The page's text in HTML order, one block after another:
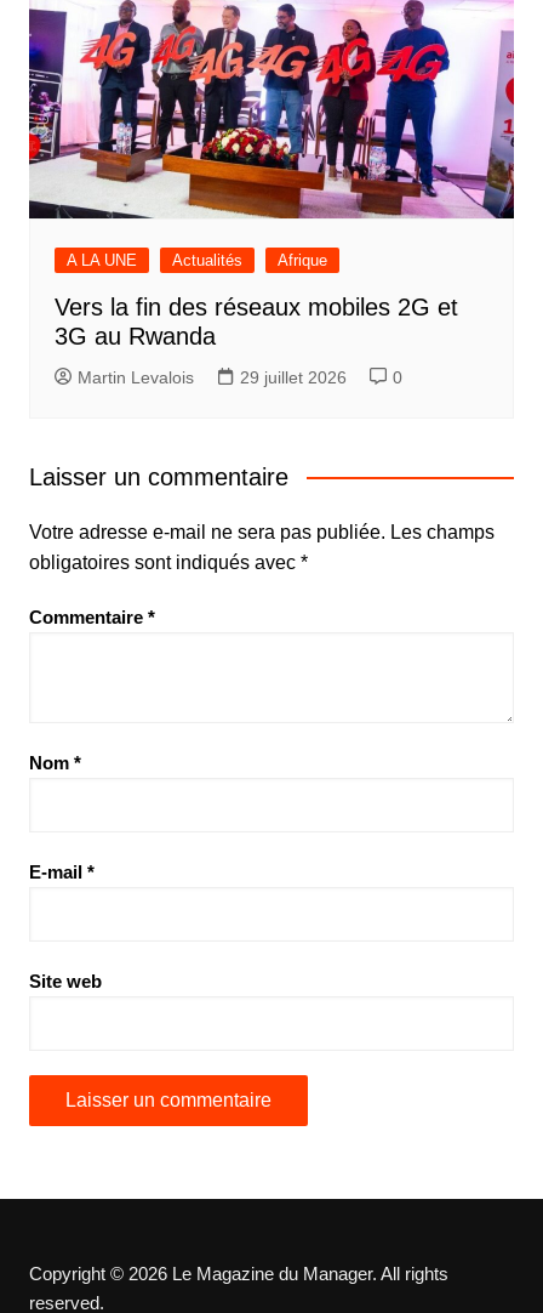
A LA UNE Actualités Afrique
Vers la fin des réseaux mobiles 2G et
3G au Rwanda
Martin Levalois 29 juillet 2026 0
Laisser un commentaire
Votre adresse e-mail ne sera pas publiée. Les champs
obligatoires sont indiqués avec *
Commentaire *
Nom *
E-mail *
Site web
Copyright © 2026 Le Magazine du Manager. All rights
reserved.